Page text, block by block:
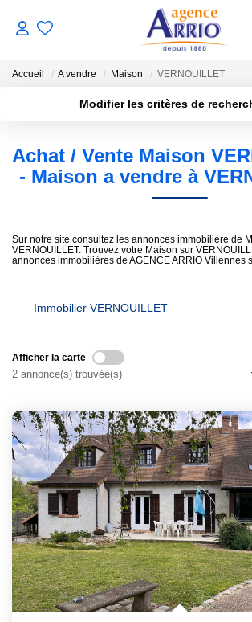
VENTES
BIENS VENDUS
LOCATIONS
NOTRE AGENCE
Accueil A vendre Maison VERNOUILLET
Modifier les critères de
Sélectionnez...
Type de bien
Surface min
Créer une alerte
Achat / Vente Maison
- Maison a vendre à
Sur notre site consultez les annonces immobilière de
VERNOUILLET. Trouvez votre Maison sur
annonces immobilières de AGENCE ARRIO Villennes
Immobilier VERNOUILLET
Afficher la carte
2 annonce(s) trouvée(s)